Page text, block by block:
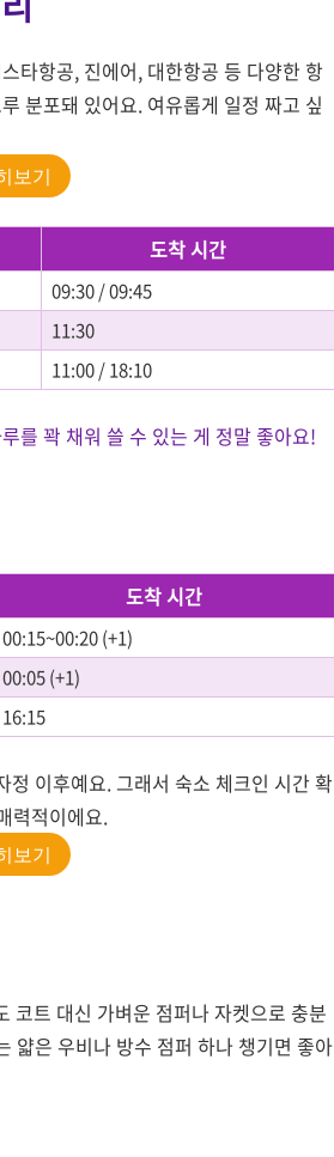
타항공, 진에어, 대한항공 등 다양한 항
분포돼 있어요. 여유롭게 일정 짜고 싶
보기
도착 시간
09:30 / 09:45
11:30
11:00 / 18:10
를 꽉 채워 쓸 수 있는 게 정말 좋아요!
도착 시간
00:15~00:20 (+1)
00:05 (+1)
16:15
이후예요. 그래서 숙소 체크인 시간 확
력적이에요.
보기
코트 대신 가벼운 점퍼나 자켓으로 충분
얇은 우비나 방수 점퍼 하나 챙기면 좋아